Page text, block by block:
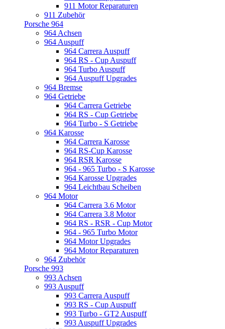
911 Motor Reparaturen
911 Zubehör
Porsche 964
964 Achsen
964 Auspuff
964 Carrera Auspuff
964 RS - Cup Auspuff
964 Turbo Auspuff
964 Auspuff Upgrades
964 Bremse
964 Getriebe
964 Carrera Getriebe
964 RS - Cup Getriebe
964 Turbo - S Getriebe
964 Karosse
964 Carrera Karosse
964 RS-Cup Karosse
964 RSR Karosse
964 - 965 Turbo - S Karosse
964 Karosse Upgrades
964 Leichtbau Scheiben
964 Motor
964 Carrera 3.6 Motor
964 Carrera 3.8 Motor
964 RS - RSR - Cup Motor
964 - 965 Turbo Motor
964 Motor Upgrades
964 Motor Reparaturen
964 Zubehör
Porsche 993
993 Achsen
993 Auspuff
993 Carrera Auspuff
993 RS - Cup Auspuff
993 Turbo - GT2 Auspuff
993 Auspuff Upgrades